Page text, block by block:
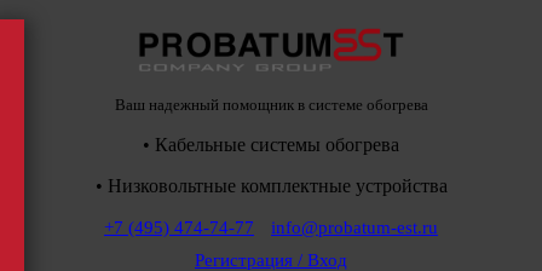
Ваш надежный помощник в системе обогрева
• Кабельные системы обогрева
• Низковольтные комплектные устройства
+7 (495) 474-74-77
info@probatum-est.ru
Регистрация / Вход